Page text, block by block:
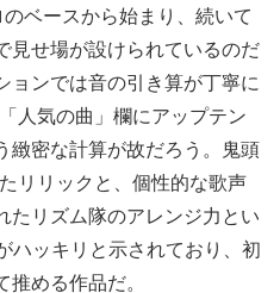
ベースから始まり、続いて
見せ場が設けられているのだ
ョンでは音の引き算が丁寧に
人気の曲」欄にアップテン
緻密な計算が故だろう。鬼頭
リリックと、個性的な歌声
たリズム隊のアレンジ力とい
ハッキリと示されており、初
める作品だ。